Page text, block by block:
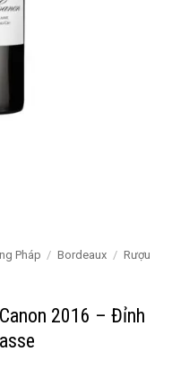
Pháp / Bordeaux / Rượu
2016 – Đỉnh